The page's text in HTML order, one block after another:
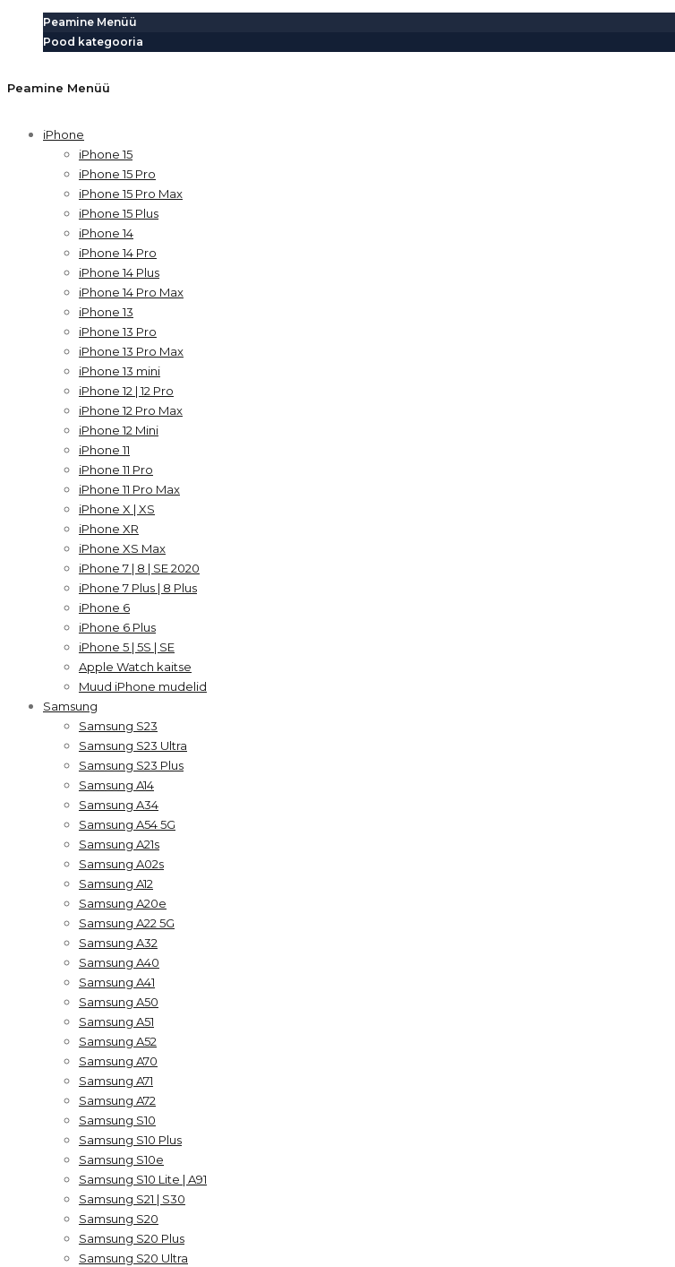
Peamine Menüü
Pood kategooria
Peamine Menüü
iPhone
iPhone 15
iPhone 15 Pro
iPhone 15 Pro Max
iPhone 15 Plus
iPhone 14
iPhone 14 Pro
iPhone 14 Plus
iPhone 14 Pro Max
iPhone 13
iPhone 13 Pro
iPhone 13 Pro Max
iPhone 13 mini
iPhone 12 | 12 Pro
iPhone 12 Pro Max
iPhone 12 Mini
iPhone 11
iPhone 11 Pro
iPhone 11 Pro Max
iPhone X | XS
iPhone XR
iPhone XS Max
iPhone 7 | 8 | SE 2020
iPhone 7 Plus | 8 Plus
iPhone 6
iPhone 6 Plus
iPhone 5 | 5S | SE
Apple Watch kaitse
Muud iPhone mudelid
Samsung
Samsung S23
Samsung S23 Ultra
Samsung S23 Plus
Samsung A14
Samsung A34
Samsung A54 5G
Samsung A21s
Samsung A02s
Samsung A12
Samsung A20e
Samsung A22 5G
Samsung A32
Samsung A40
Samsung A41
Samsung A50
Samsung A51
Samsung A52
Samsung A70
Samsung A71
Samsung A72
Samsung S10
Samsung S10 Plus
Samsung S10e
Samsung S10 Lite | A91
Samsung S21 | S30
Samsung S20
Samsung S20 Plus
Samsung S20 Ultra